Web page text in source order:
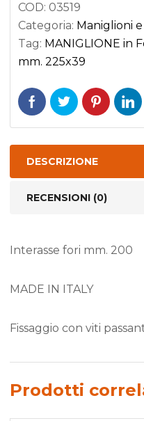
225x39
quantità
COD: 03519
Categoria: Maniglioni
Tag: MANIGLIONE in
mm. 225x39
DESCRIZIONE
RECENSIONI (0)
Interasse fori mm. 200
MADE IN ITALY
Fissaggio con viti
Prodotti